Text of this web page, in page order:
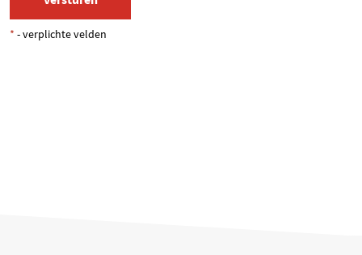
* - verplichte velden